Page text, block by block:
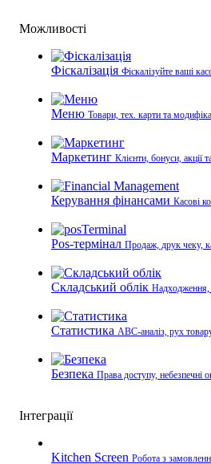
Можливості
Фіскалізація Фіскалізуйте ваші
Меню Товари, тех. карти та
Маркетинг Клієнти, бонуси, акції
Керування фінансами Касові
Pos-термінал Продаж, друк чеку,
Складський облік Надходження,
Статистика ABC-аналіз, рух
Безпека Права доступу, небезпечні
Інтеграції
Kitchen Screen Робота з